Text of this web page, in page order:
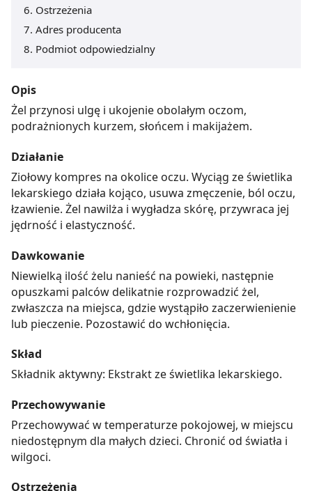
Ostrzeżenia
Adres producenta
Podmiot odpowiedzialny
Opis
Żel przynosi ulgę i ukojenie obolałym oczom,
podrażnionych kurzem, słońcem i makijażem.
Działanie
Ziołowy kompres na okolice oczu. Wyciąg ze świetlika
lekarskiego działa kojąco, usuwa zmęczenie, ból oczu,
łzawienie. Żel nawilża i wygładza skórę, przywraca jej
jędrność i elastyczność.
Dawkowanie
Niewielką ilość żelu nanieść na powieki, następnie
opuszkami palców delikatnie rozprowadzić żel,
zwłaszcza na miejsca, gdzie wystąpiło zaczerwienienie
lub pieczenie. Pozostawić do wchłonięcia.
Skład
Składnik aktywny: Ekstrakt ze świetlika lekarskiego.
Przechowywanie
Przechowywać w temperaturze pokojowej, w miejscu
niedostępnym dla małych dzieci. Chronić od światła i
wilgoci.
Ostrzeżenia